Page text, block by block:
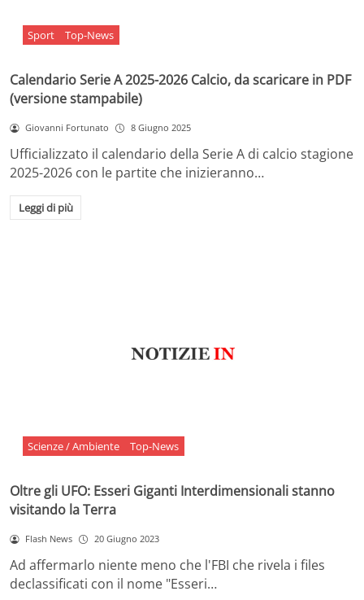
Sport Top-News
Calendario Serie A 2025-2026 Calcio, da scaricare in PDF
(versione stampabile)
Giovanni Fortunato 8 Giugno 2025
Ufficializzato il calendario della Serie A di calcio stagione
2025-2026 con le partite che inizieranno…
Leggi di più
Scienze / Ambiente Top-News
Oltre gli UFO: Esseri Giganti Interdimensionali stanno
visitando la Terra
Flash News 20 Giugno 2023
Ad affermarlo niente meno che l'FBI che rivela i files
declassificati con il nome "Esseri…